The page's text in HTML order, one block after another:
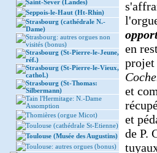
Saint-Sever (Landes)
Seppois-le-Haut (Ht-Rhin)
Strasbourg (cathédrale N.-
Dame)
Strasbourg: autres orgues non
visités (bonus)
Strasbourg (St-Pierre-le-Jeune,
réf.)
Strasbourg (St-Pierre-le-Vieux,
cathol.)
Strasbourg (St-Thomas:
Silbermann)
Tain l'Hermitage: N.-Dame
Assomption
Thomières (orgue Micot)
Toulouse (cathédrale St-Etienne)
Toulouse (Musée des Augustins)
Toulouse: autres orgues (bonus)
en
et
et
de P.